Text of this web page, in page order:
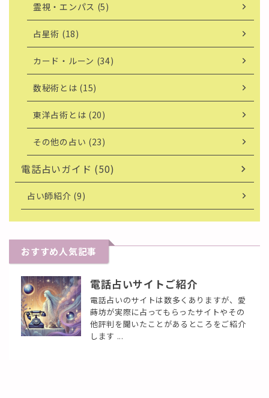
霊視・エンパス (5)
占星術 (18)
カード・ルーン (34)
数秘術とは (15)
東洋占術とは (20)
その他の占い (23)
電話占いガイド (50)
占い師紹介 (9)
おすすめ人気記事
電話占いサイトご紹介
電話占いのサイトは数多くありますが、愛
蒔坊が実際に占ってもらったサイトやその
他評判を聞いたことがあるところをご紹介
します ...